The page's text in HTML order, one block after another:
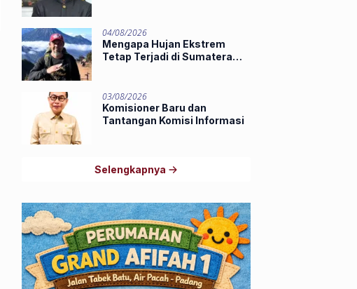
04/08/2026
Mengapa Hujan Ekstrem
Tetap Terjadi di Sumatera
03/08/2026
Komisioner Baru dan
Tantangan Komisi Informasi
Selengkapnya